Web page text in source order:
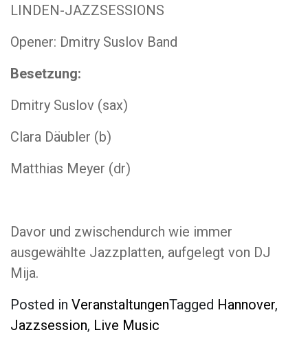
LINDEN-JAZZSESSIONS
Opener: Dmitry Suslov Band
Besetzung:
Dmitry Suslov (sax)
Clara Däubler (b)
Matthias Meyer (dr)
Davor und zwischendurch wie immer
ausgewählte Jazzplatten, aufgelegt von DJ
Mija.
Posted in VeranstaltungenTagged Hannover,
Jazzsession, Live Music